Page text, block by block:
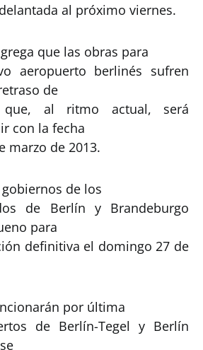
al próximo viernes.
que las obras para
aeropuerto berlinés sufren
de
al ritmo actual, será
con la fecha
marzo de 2013.
de los
de Berlín y Brandeburgo
para
definitiva el domingo 27 de
por última
de Berlín-Tegel y Berlín